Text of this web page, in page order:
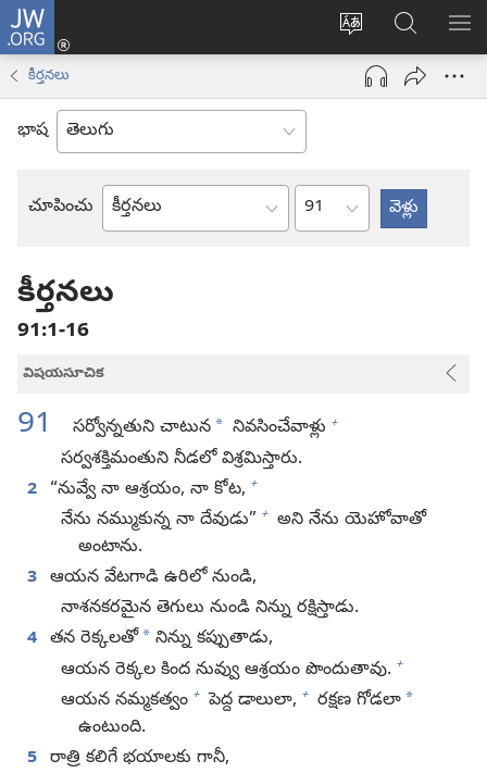
JW.ORG
సైట్
భాష
మార్చండి
లాగిన్
(కొత్త
ఓపెన్‌
JW.ORGలో
వెదకండి
కీర్తనలు
భాష
చూపించు
బైబిలు
అధ్యాయం
కీర్తనలు
91:1-16
విషయసూచిక
91 సర్వోన్నతుని చాటున * నివసించేవాళ్లు +
సర్వశక్తిమంతుని నీడలో విశ్రమిస్తారు.
2 “నువ్వే నా ఆశ్రయం, నా కోట, +
నేను నమ్ముకున్న నా దేవుడు” + అని నేను యెహోవాతో
అంటాను.
3 ఆయన వేటగాడి ఉరిలో నుండి,
నాశనకరమైన తెగులు నుండి నిన్ను రక్షిస్తాడు.
4 తన రెక్కలతో * నిన్ను కప్పుతాడు,
ఆయన రెక్కల కింద నువ్వు ఆశ్రయం పొందుతావు. +
ఆయన నమ్మకత్వం + పెద్ద డాలులా, + రక్షణ గోడలా *
ఉంటుంది.
5 రాత్రి కలిగే భయాలకు గానీ,